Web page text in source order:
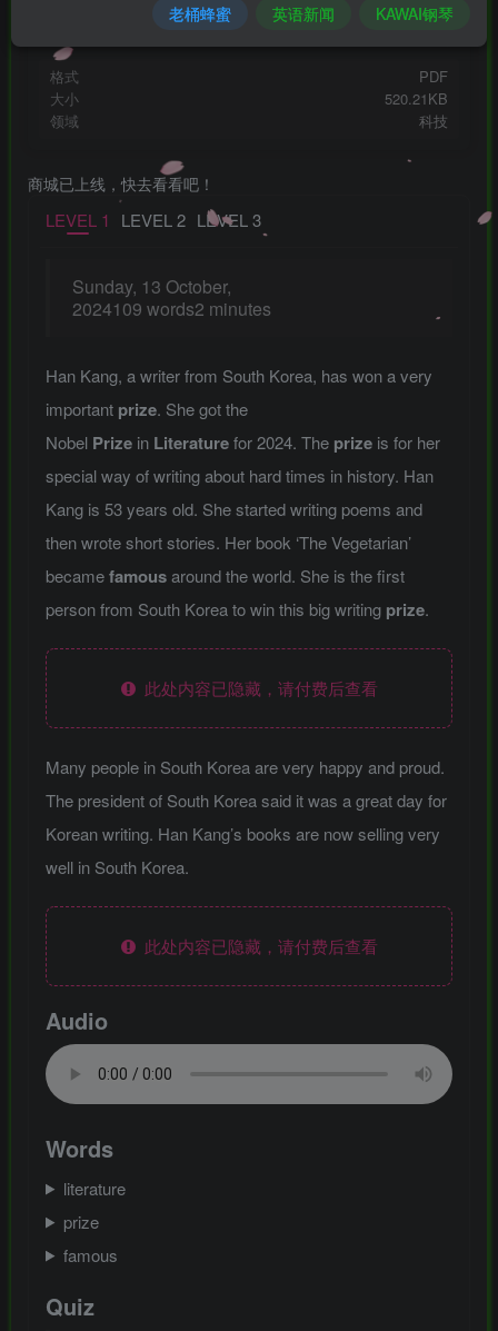
seekresource@163.com
1919588043
QQ1919588043
格式
PDF
大小
520.21KB
领域
科技
商城已上线，快去看看吧！
LEVEL 1 LEVEL 2 LEVEL 3
Sunday, 13 October,
2024109 words2 minutes
Han Kang, a writer from South Korea, has won a very
important prize. She got the
Nobel Prize in Literaturefor 2024. The prize is for her
special way of writing about hard times in history. Han
Kang is 53 years old. She started writing poems and
then wrote short stories. Her book ‘The Vegetarian’
becamefamousaround the world. She is the first
person from South Korea to win this big writing prize.
此处内容已隐藏，请付费后查看
Many people in South Korea are very happy and proud.
The president of South Korea said it was a great day for
Korean writing. Han Kang’s books are now selling very
well in South Korea.
此处内容已隐藏，请付费后查看
Audio
Words
literature
prize
famous
Quiz
老桶蜂蜜 英语新闻 KAWAI钢琴